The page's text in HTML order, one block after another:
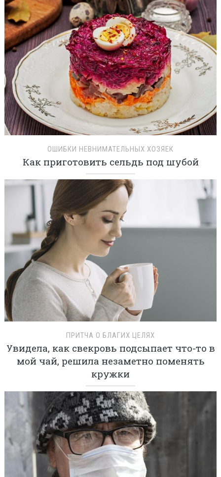
ОШИБКИ НЕВНИМАТЕЛЬНЫХ ХОЗЯЕК
Как приготовить сельдь под шубой
ПРИТЧА О БЛАГИХ ЦЕЛЯХ
Увидела, как свекровь подсыпает что-то в
мой чай, решила незаметно поменять
кружки